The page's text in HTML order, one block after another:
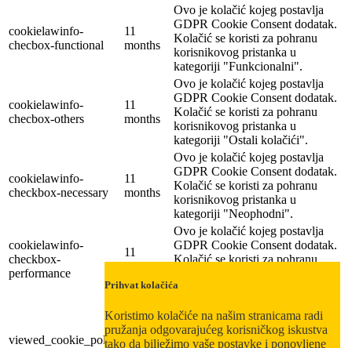
Prihvat kolačića
Koristimo kolačiće na našim stranicama radi
pružanja odgovarajućeg korisničkog iskustva
tako da bilježimo vaše postavke i ponovljene
cookielawinfo-
checbox-functional
11
months
Ovo je kolačić kojeg postavlja
GDPR Cookie Consent dodatak.
Kolačić se koristi za pohranu
korisnikovog pristanka u
kategoriji "Funkcionalni".
cookielawinfo-
checbox-others
11
months
Ovo je kolačić kojeg postavlja
GDPR Cookie Consent dodatak.
Kolačić se koristi za pohranu
korisnikovog pristanka u
kategoriji "Ostali kolačići".
cookielawinfo-
checkbox-necessary
11
months
Ovo je kolačić kojeg postavlja
GDPR Cookie Consent dodatak.
Kolačić se koristi za pohranu
korisnikovog pristanka u
kategoriji "Neophodni".
cookielawinfo-
checkbox-
performance
11
months
Ovo je kolačić kojeg postavlja
GDPR Cookie Consent dodatak.
Kolačić se koristi za pohranu
kategoriji "Izvedbeni".
viewed_cookie_policy
11
GDPR Cookie Consent dodatak.
Kolačić se koristi za pohranu